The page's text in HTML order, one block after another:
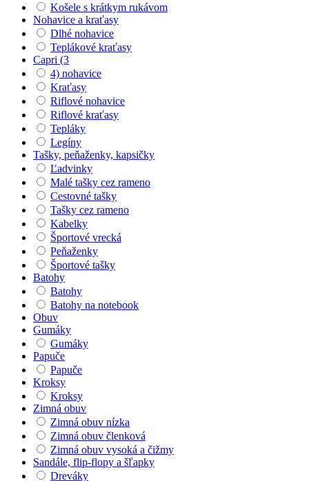
Košele s krátkym rukávom
Nohavice a kraťasy
Dlhé nohavice
Teplákové kraťasy
Capri (3
4) nohavice
Kraťasy
Riflové nohavice
Riflové kraťasy
Tepláky
Legíny
Tašky, peňaženky, kapsičky
Ľadvinky
Malé tašky cez rameno
Cestovné tašky
Tašky cez rameno
Kabelky
Športové vrecká
Peňaženky
Športové tašky
Batohy
Batohy
Batohy na notebook
Obuv
Gumáky
Gumáky
Papuče
Papuče
Kroksy
Kroksy
Zimná obuv
Zimná obuv nízka
Zimná obuv členková
Zimná obuv vysoká a čižmy
Sandále, flip-flopy a šľapky
Dreváky